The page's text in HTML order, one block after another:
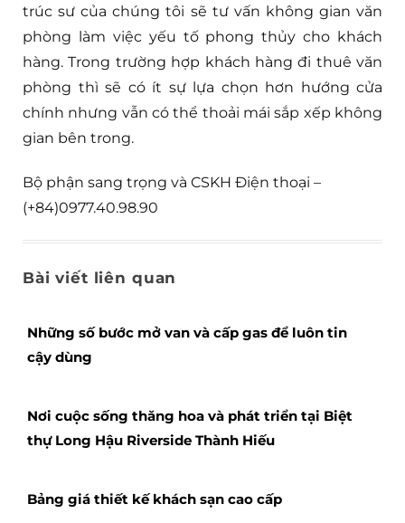
trúc sư của chúng tôi sẽ tư vấn không gian văn
phòng làm việc yếu tố phong thủy cho khách
hàng. Trong trường hợp khách hàng đi thuê văn
phòng thì sẽ có ít sự lựa chọn hơn hướng cửa
chính nhưng vẫn có thể thoải mái sắp xếp không
gian bên trong.
Bộ phận sang trọng và CSKH Điện thoại –
(+84)0977.40.98.90
Bài viết liên quan
Những số bước mở van và cấp gas để luôn tin
cậy dùng
Nơi cuộc sống thăng hoa và phát triển tại Biệt
thự Long Hậu Riverside Thành Hiếu
Bảng giá thiết kế khách sạn cao cấp